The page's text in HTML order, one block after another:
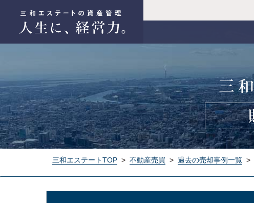
三和エステートTOP > 不動産売買 > 過去の売却事例一覧 >